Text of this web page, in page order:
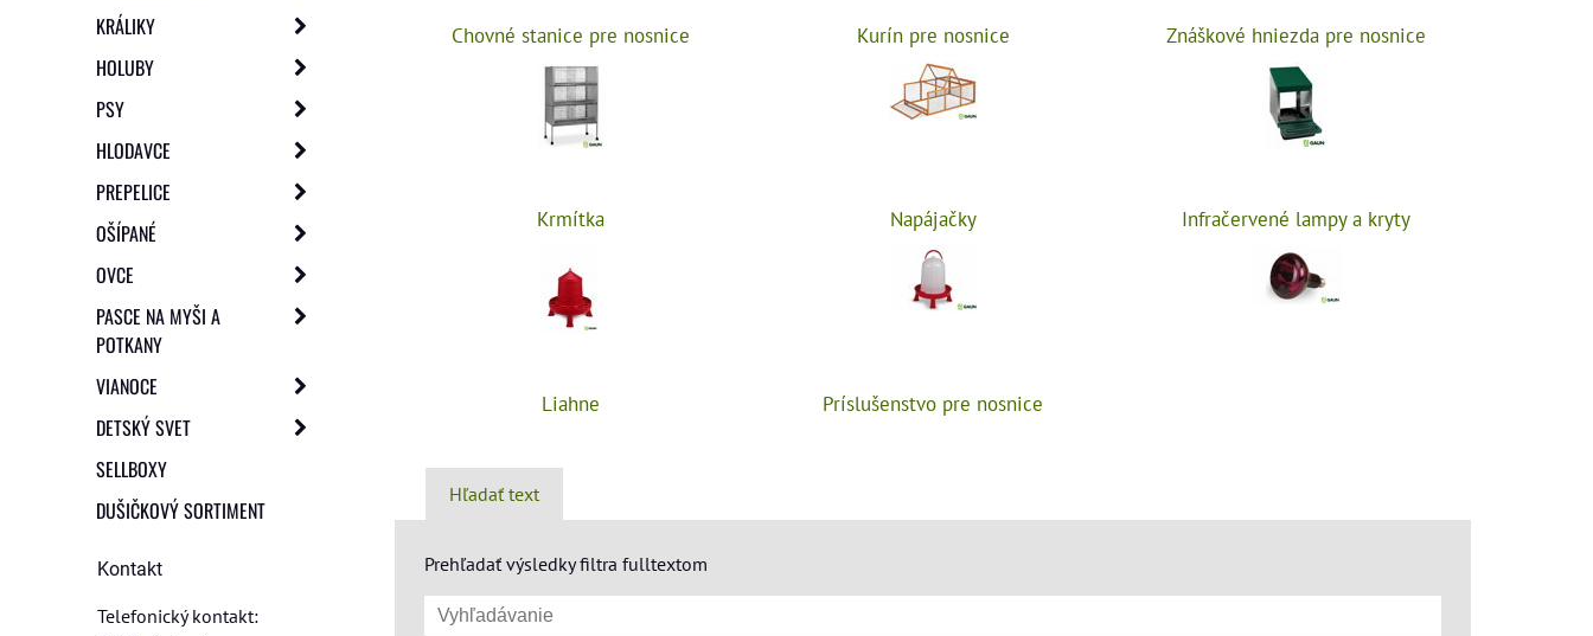
Chovné stanice pre nosnice Kurín pre nosnice Znáškové hniezda pre nosnice
Krmítka Napájačky Infračervené lampy a kryty
Liahne Príslušenstvo pre nosnice
Hľadať text
Prehľadať výsledky filtra fulltextom
KRÁLIKY
HOLUBY
PSY
HLODAVCE
PREPELICE
OŠÍPANÉ
OVCE
PASCE NA MYŠI A
POTKANY
VIANOCE
DETSKÝ SVET
SELLBOXY
DUŠIČKOVÝ SORTIMENT
Kontakt
Telefonický kontakt: